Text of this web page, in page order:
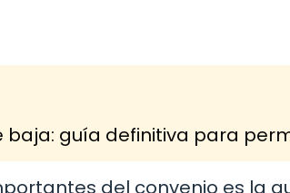
guía definitiva para
del convenio es la